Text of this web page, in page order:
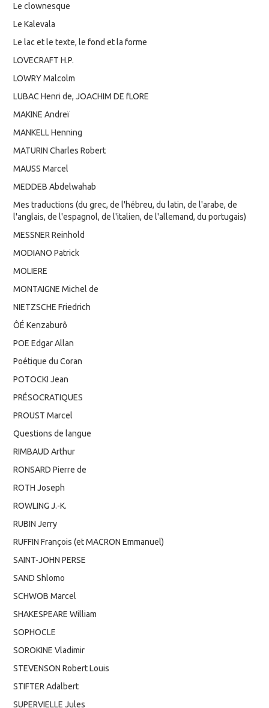
Le clownesque
Le Kalevala
Le lac et le texte, le fond et la forme
LOVECRAFT H.P.
LOWRY Malcolm
LUBAC Henri de, JOACHIM DE fLORE
MAKINE Andreï
MANKELL Henning
MATURIN Charles Robert
MAUSS Marcel
MEDDEB Abdelwahab
Mes traductions (du grec, de l'hébreu, du latin, de l'arabe, de
l'anglais, de l'espagnol, de l'italien, de l'allemand, du portugais)
MESSNER Reinhold
MODIANO Patrick
MOLIERE
MONTAIGNE Michel de
NIETZSCHE Friedrich
ÔÉ Kenzaburô
POE Edgar Allan
Poétique du Coran
POTOCKI Jean
PRÉSOCRATIQUES
PROUST Marcel
Questions de langue
RIMBAUD Arthur
RONSARD Pierre de
ROTH Joseph
ROWLING J.-K.
RUBIN Jerry
RUFFIN François (et MACRON Emmanuel)
SAINT-JOHN PERSE
SAND Shlomo
SCHWOB Marcel
SHAKESPEARE William
SOPHOCLE
SOROKINE Vladimir
STEVENSON Robert Louis
STIFTER Adalbert
SUPERVIELLE Jules